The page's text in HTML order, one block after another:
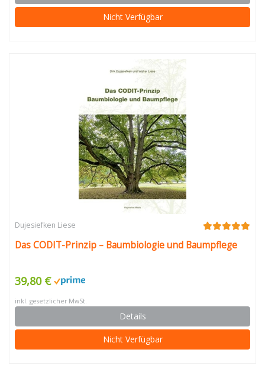
Nicht Verfügbar
Dujesiefken Liese
Das CODIT-Prinzip – Baumbiologie und Baumpflege
39,80 €
inkl. gesetzlicher MwSt.
Details
Nicht Verfügbar